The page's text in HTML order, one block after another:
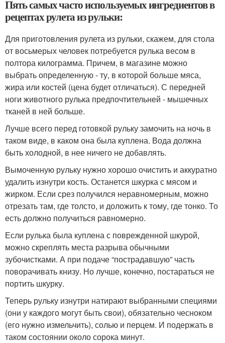
Пять самых часто используемых ингредиентов в
рецептах рулета из рульки:
Для приготовления рулета из рульки, скажем, для стола
от восьмерых человек потребуется рулька весом в
полтора килограмма. Причем, в магазине можно
выбрать определенную - ту, в которой больше мяса,
жира или костей (цена будет отличаться). С передней
ноги животного рулька предпочтительней - мышечных
тканей в ней больше.
Лучше всего перед готовкой рульку замочить на ночь в
таком виде, в каком она была куплена. Вода должна
быть холодной, в нее ничего не добавлять.
Вымоченную рульку нужно хорошо очистить и аккуратно
удалить изнутри кость. Останется шкурка с мясом и
жирком. Если срез получился неравномерным, можно
отрезать там, где толсто, и доложить к тому, где тонко. То
есть должно получиться равномерно.
Если рулька была куплена с поврежденной шкурой,
можно скреплять места разрыва обычными
зубочистками. А при подаче “пострадавшую” часть
поворачивать книзу. Но лучше, конечно, постараться не
портить шкурку.
Теперь рульку изнутри натирают выбранными специями
(они у каждого могут быть свои), обязательно чесноком
(его нужно измельчить), солью и перцем. И подержать в
таком состоянии около сорока минут.